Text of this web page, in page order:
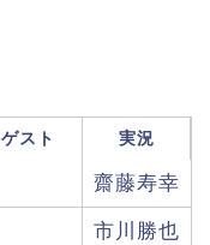
ゲスト 実況
齋藤寿幸
市川勝也